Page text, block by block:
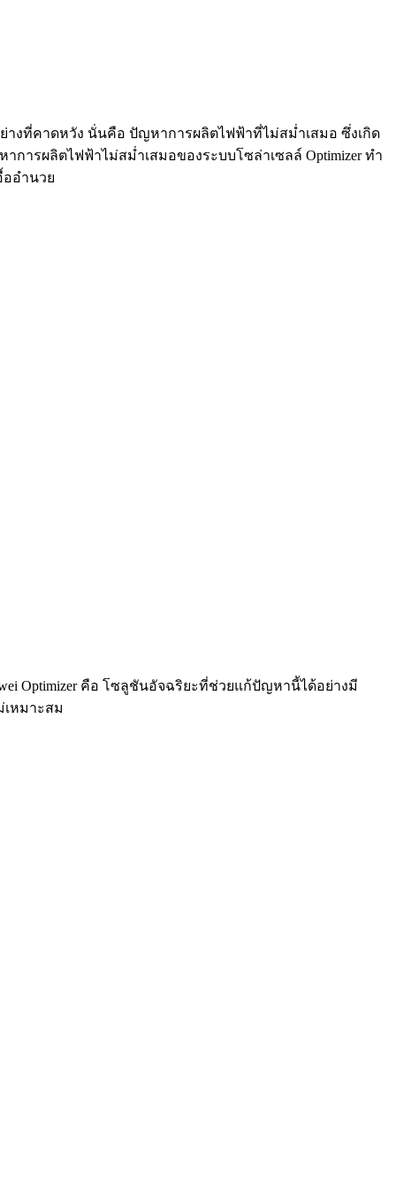
งที่คาดหวัง นั่นคือ ปัญหาการผลิตไฟฟ้าที่ไม่สม่ำเสมอ ซึ่งเกิด
ารผลิตไฟฟ้าไม่สม่ำเสมอของระบบโซล่าเซลล์ Optimizer ทำ
อำนวย
Optimizer คือ โซลูชันอัจฉริยะที่ช่วยแก้ปัญหานี้ได้อย่างมี
หมาะสม